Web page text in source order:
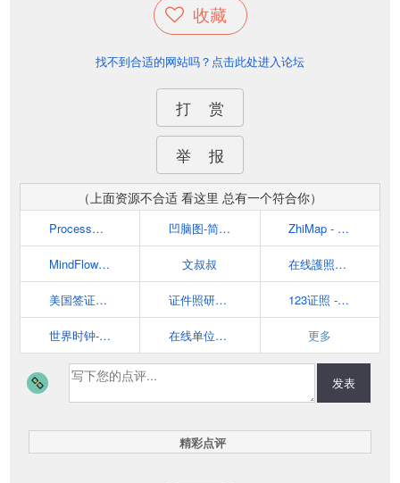
收藏
找不到合适的网站吗？点击此处进入论坛
打 赏
举 报
（上面资源不合适 看这里 总有一个符合你）
ProcessOn在线协作绘图平台 凹脑图-简单又好用的在线思维导图 ZhiMap - 在线思维导图、电脑与手机微信里都能作图
MindFlow|在线免费思维导图 文叔叔 在线護照照片 - IDPhoto4You
美国签证DS160照片在线制作 证件照研究院 123证照 - 免费的证件照片、签证照片在线制作工具
世界时钟-为您提供世界各地现在时间和日期-时间地图网 在线单位转换 - 免费使用我们独特的转换工具 更多
发表
精彩点评